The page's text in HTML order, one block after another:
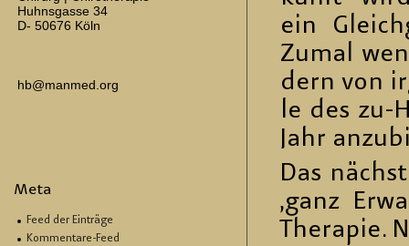
Huhnsgasse 34
D- 50676 Köln
hb@manmed.org
Meta
Feed der Einträge
Kommentare-Feed
ein
Zumal
dern von
le des zu-
Jahr
Das
‚ganz
The­ra­pie.